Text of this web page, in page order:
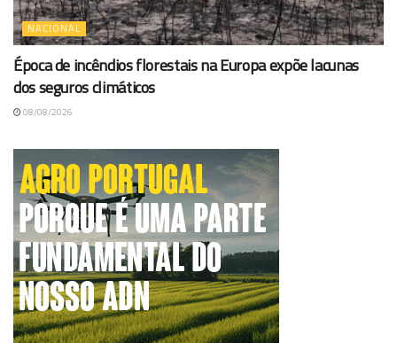
NACIONAL
Época de incêndios florestais na Europa expõe lacunas
dos seguros climáticos
08/08/2026